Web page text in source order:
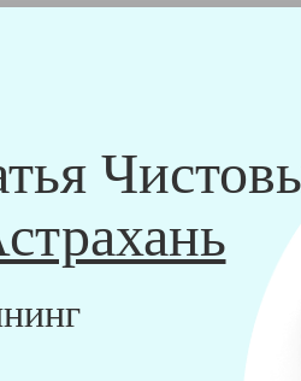
девушки, в возрасте от 24 до 40
а также проверку в
Чистовы".
средств, которые наши клинеры